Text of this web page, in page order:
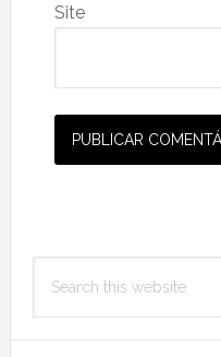
Site
Primary
Sidebar
this